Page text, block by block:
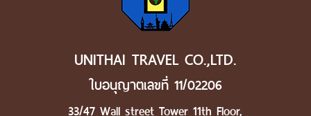
UNITHAI TRAVEL CO.,LTD.
ใบอนุญาตเลขที่ 11/02206
33/47 Wall street Tower 11th Floor,